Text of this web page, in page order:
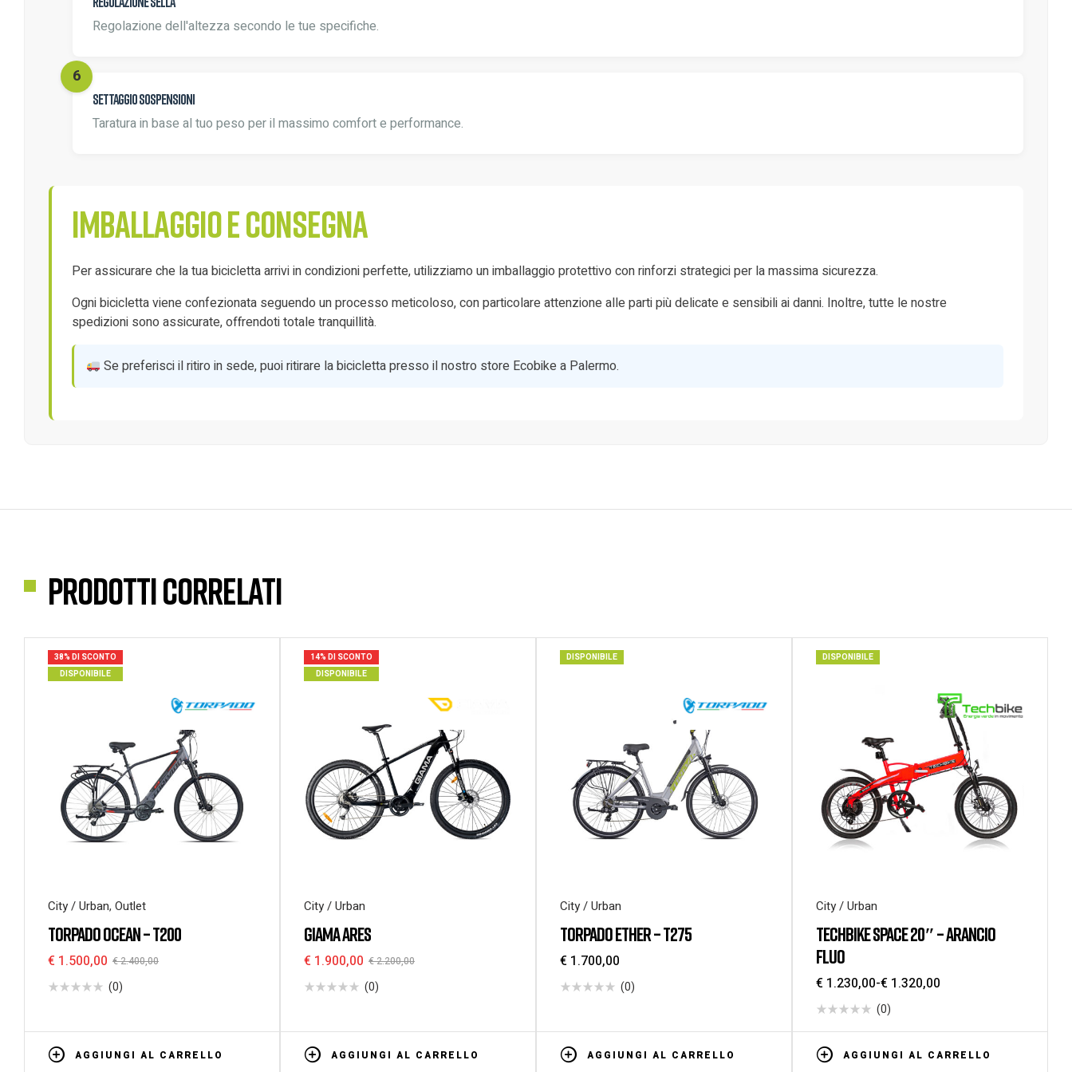
Regolazione dell'altezza secondo le tue specifiche.
Settaggio sospensioni
Taratura in base al tuo peso per il massimo comfort e performance.
Imballaggio e consegna
Per assicurare che la tua bicicletta arrivi in condizioni perfette, utilizziamo un imballaggio protettivo con rinforzi strategici per la massima sicurezza.
Ogni bicicletta viene confezionata seguendo un processo meticoloso, con particolare attenzione alle parti più delicate e sensibili ai danni. Inoltre, tutte le nostre
spedizioni sono assicurate, offrendoti totale tranquillità.
Se preferisci il ritiro in sede, puoi ritirare la bicicletta presso il nostro store Ecobike a Palermo.
Prodotti correlati
38% DI SCONTO
DISPONIBILE
City / Urban, Outlet
TORPADO OCEAN – T200
€2.400,00
€ 1.500,00
(0)
AGGIUNGI AL CARRELLO
14% DI SCONTO
DISPONIBILE
City / Urban
GIAMA ARES
€2.200,00
€ 1.900,00
(0)
AGGIUNGI AL CARRELLO
DISPONIBILE
City / Urban
TORPADO ETHER – T275
€ 1.700,00
(0)
AGGIUNGI AL CARRELLO
DISPONIBILE
City / Urban
TECHBIKE SPACE 20″ – ARANCIO
FLUO
€ 1.230,00-€ 1.320,00
(0)
AGGIUNGI AL CARRELLO